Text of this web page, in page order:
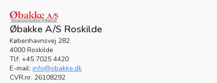
Øbakke A/S Roskilde
Københavnsvej 282
4000 Roskilde
Tlf: +45 7025 4420
E-mail: info@obakke.dk
CVR.nr. 26108292